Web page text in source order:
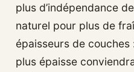
plus d’indépendance
naturel pour plus de
épaisseurs de
plus épaisse